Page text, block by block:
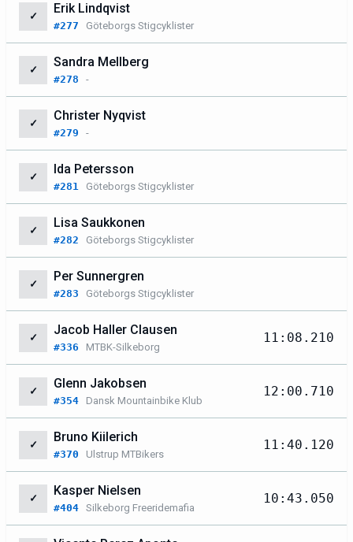
✓
Erik Lindqvist
#277 Göteborgs Stigcyklister
✓
Sandra Mellberg
#278 -
✓
Christer Nyqvist
#279 -
✓
Ida Petersson
#281 Göteborgs Stigcyklister
✓
Lisa Saukkonen
#282 Göteborgs Stigcyklister
✓
Per Sunnergren
#283 Göteborgs Stigcyklister
✓
Jacob Haller Clausen
#336 MTBK-Silkeborg
11:08.210
✓
Glenn Jakobsen
#354 Dansk Mountainbike Klub
12:00.710
✓
Bruno Kiilerich
#370 Ulstrup MTBikers
11:40.120
✓
Kasper Nielsen
#404 Silkeborg Freeridemafia
10:43.050